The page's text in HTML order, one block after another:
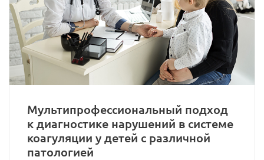
Мультипрофессиональный подход
к диагностике нарушений в системе
коагуляции у детей с различной
патологией